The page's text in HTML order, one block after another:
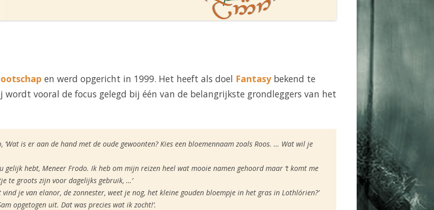
en werd opgericht in 1999. Het heeft als doel Fantasybekend te
vooral de focus gelegd bij één van de belangrijkste grondleggers van het
’Wat is er aan de hand met de oude gewoonten? Kies een bloemennaam zoals Roos. … Wat wil je
gelijk hebt, Meneer Frodo. Ik heb om mijn reizen heel wat mooie namen gehoord maar ‘t komt me
te groots zijn voor dagelijks gebruik, …’
vind je van elanor, de zonnester, weet je nog, het kleine gouden bloempje in het gras in Lothlórien?’
opgetogen uit. Dat was precies wat ik zocht!’.